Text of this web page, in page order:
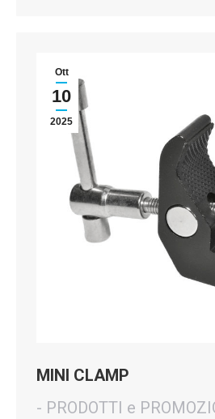
Ott
10
2025
MINI CLAMP
- PRODOTTI e